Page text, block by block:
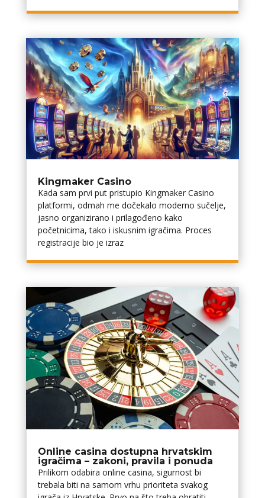
Kingmaker Casino
Kada sam prvi put pristupio Kingmaker Casino
platformi, odmah me dočekalo moderno sučelje,
jasno organizirano i prilagođeno kako
početnicima, tako i iskusnim igračima. Proces
registracije bio je izraz
Online casina dostupna hrvatskim
igračima – zakoni, pravila i ponuda
Prilikom odabira online casina, sigurnost bi
trebala biti na samom vrhu prioriteta svakog